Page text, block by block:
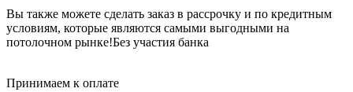
Вы также можете сделать заказ в рассрочку и по кредитным
условиям, которые являются самыми выгодными на
потолочном рынке!Без участия банка
Принимаем к оплате